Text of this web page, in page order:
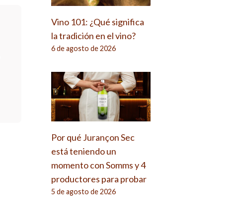
Vino 101: ¿Qué significa
la tradición en el vino?
6 de agosto de 2026
Por qué Jurançon Sec
está teniendo un
momento con Somms y 4
productores para probar
5 de agosto de 2026